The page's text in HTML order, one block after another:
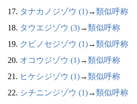
17. タナカノジゾウ (1)→類似呼称
18. タウエジゾウ (3)→類似呼称
19. クビノセジゾウ (1)→類似呼称
20. オコウジゾウ (1)→類似呼称
21. ヒケシジゾウ (1)→類似呼称
22. シチニンジゾウ (1)→類似呼称